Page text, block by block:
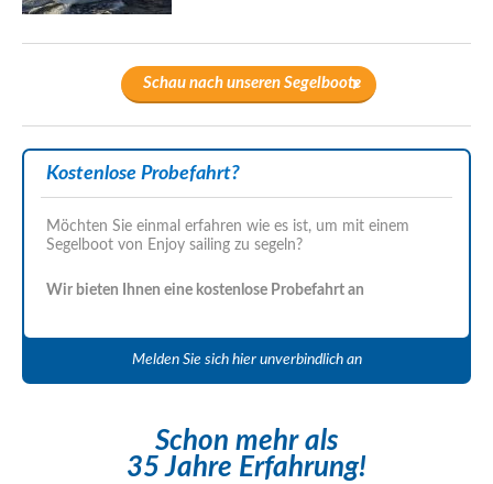
Schau nach unseren Segelboote
Kostenlose Probefahrt?
Möchten Sie einmal erfahren wie es ist, um mit einem
Segelboot von Enjoy sailing zu segeln?
Wir bieten Ihnen eine kostenlose Probefahrt an
Melden Sie sich hier unverbindlich an
Schon mehr als
35 Jahre Erfahrung!